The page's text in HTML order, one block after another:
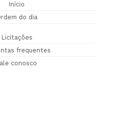
Início
do dia
Licitações
frequentes
conosco